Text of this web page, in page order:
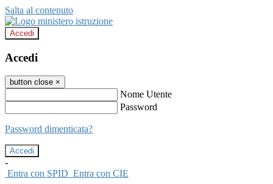
Salta al contenuto
Accedi
Accedi
button close ×
Nome Utente
Password
Password dimenticata?
-
Entra con SPID Entra con CIE